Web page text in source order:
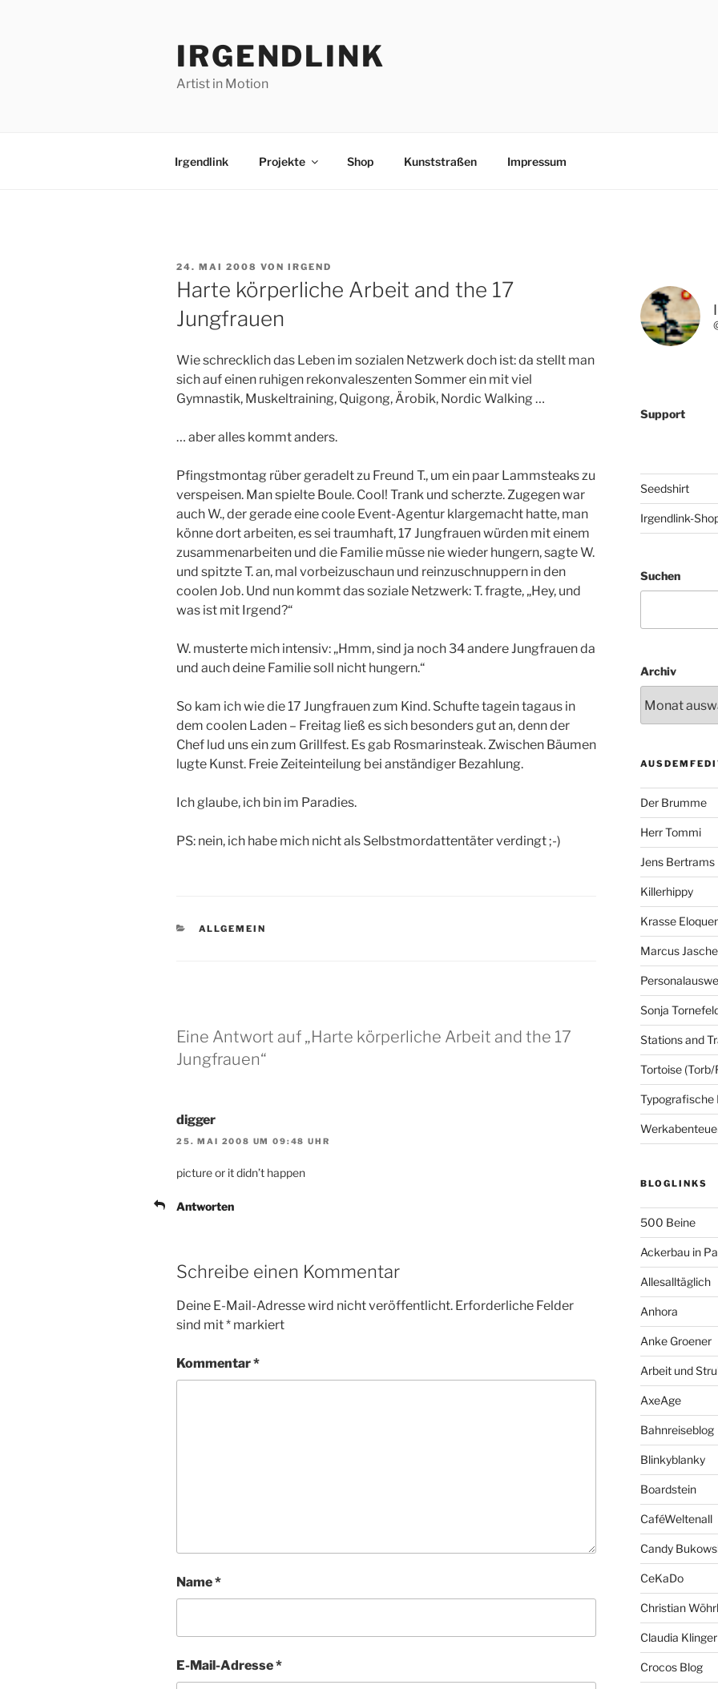
IRGENDLINK
Artist in Motion
Irgendlink Projekte Shop Kunststraßen Impressum
VERÖFFENTLICHT
AM
24. MAI 2008 VON IRGEND
Harte körperliche Arbeit and the 17
Jungfrauen
Wie schrecklich das Leben im sozialen Netzwerk doch ist: da stellt man
sich auf einen ruhigen rekonvaleszenten Sommer ein mit viel
Gymnastik, Muskeltraining, Quigong, Ärobik, Nordic Walking …
… aber alles kommt anders.
Pfingstmontag rüber geradelt zu Freund T., um ein paar Lammsteaks zu
verspeisen. Man spielte Boule. Cool! Trank und scherzte. Zugegen war
auch W., der gerade eine coole Event-Agentur klargemacht hatte, man
könne dort arbeiten, es sei traumhaft, 17 Jungfrauen würden mit einem
zusammenarbeiten und die Familie müsse nie wieder hungern, sagte W.
und spitzte T. an, mal vorbeizuschaun und reinzuschnuppern in den
coolen Job. Und nun kommt das soziale Netzwerk: T. fragte, „Hey, und
was ist mit Irgend?“
W. musterte mich intensiv: „Hmm, sind ja noch 34 andere Jungfrauen da
und auch deine Familie soll nicht hungern.“
So kam ich wie die 17 Jungfrauen zum Kind. Schufte tagein tagaus in
dem coolen Laden – Freitag ließ es sich besonders gut an, denn der
Chef lud uns ein zum Grillfest. Es gab Rosmarinsteak. Zwischen Bäumen
lugte Kunst. Freie Zeiteinteilung bei anständiger Bezahlung.
Ich glaube, ich bin im Paradies.
PS: nein, ich habe mich nicht als Selbstmordattentäter verdingt ;-)
KATEGORIEN
ALLGEMEIN
Eine Antwort auf „Harte körperliche Arbeit and the 17
Jungfrauen“
digger
25. MAI 2008 UM 09:48 UHR
picture or it didn’t happen
Antworten
Schreibe einen Kommentar
Deine E-Mail-Adresse wird nicht veröffentlicht. Erforderliche Felder
sind mit* markiert
Kommentar*
Name*
E-Mail-Adresse*
Support
Seedshirt
Irgendlink-
Suchen
Archiv
Der Brumme
Herr Tommi
Jens Bertrams
Killerhippy
Krasse
Marcus
Sonja
Stations and
Tortoise (Torb/
Typografische
BLOGLINKS
500 Beine
Ackerbau in
Allesalltäglich
Anhora
Anke Groener
Arbeit und
AxeAge
Bahnreiseblog
Blinkyblanky
Boardstein
CaféWeltenall
Candy
CeKaDo
Christian Wöhrl
Claudia Klinger
Crocos Blog